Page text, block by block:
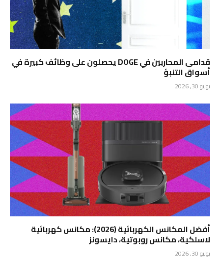
قدامى المحاربين في DOGE يحصلون على وظائف كبيرة في
أسواق التنبؤ
يوليو 30, 2026
أفضل المكانس الكهربائية (2026): مكانس كهربائية
لاسلكية، مكانس روبوتية، دايسونز
يوليو 30, 2026